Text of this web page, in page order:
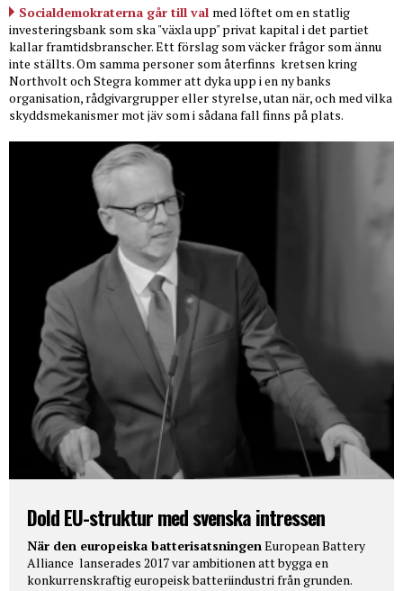
Socialdemokraterna går till val med löftet om en statlig
investeringsbank som ska "växla upp" privat kapital i det partiet
kallar framtidsbranscher. Ett förslag som väcker frågor som ännu
inte ställts. Om samma personer som återfinns kretsen kring
Northvolt och Stegra kommer att dyka upp i en ny banks
organisation, rådgivargrupper eller styrelse, utan när, och med vilka
skyddsmekanismer mot jäv som i sådana fall finns på plats.
Dold EU-struktur med svenska intressen
När den europeiska batterisatsningenEuropean Battery
Alliance lanserades 2017 var ambitionen att bygga en
konkurrenskraftig europeisk batteriindustri från grunden.